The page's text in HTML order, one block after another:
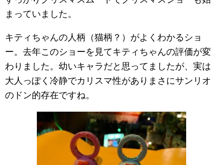
まっていました。
キティちゃんの人柄（猫柄？）がよくわかるショ
ー。去年このショーを見てキティちゃんの評価が変
わりました。幼いキャラだと思ってましたが、実は
大人っぽく冷静でカリスマ性がありまさにサンリオ
のドン的存在ですね。